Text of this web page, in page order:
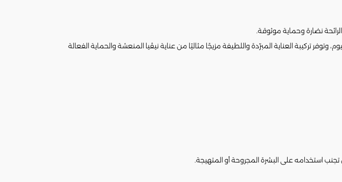
نضارة وحماية موثوقة.
تركيبة العناية المبرّدة واللطيفة مزيجًا مثاليًا من عناية نيڤيا المنعشة والحماية الفعالة
استخدامه على البشرة المجروحة أو المتهيجة.